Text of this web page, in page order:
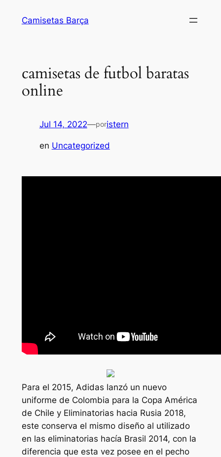
Camisetas Barça
camisetas de futbol baratas
online
Jul 14, 2022—poristern
en Uncategorized
Para el 2015, Adidas lanzó un nuevo
uniforme de Colombia para la Copa América
de Chile y Eliminatorias hacia Rusia 2018,
este conserva el mismo diseño al utilizado
en las eliminatorias hacía Brasil 2014, con la
diferencia que esta vez posee en el pecho